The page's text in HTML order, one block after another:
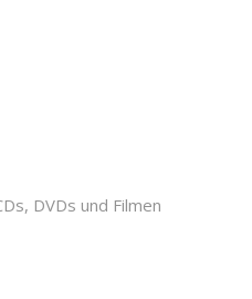
DVDs und Filmen